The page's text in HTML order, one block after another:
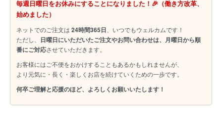
毎週日曜日をお休みにすることになりました！🎉（働き方改革、
始めました）
ネットでのご注文は 24時間365日、いつでもウェルカムです！
ただし、
日曜日にいただいたご注文やお問い合わせは、月曜日から順
番にご対応させていただきます。
お客様にはご不便をおかけすることもあるかもしれませんが、
より元気に・長く・楽しくお店を続けていくための一歩です。
何卒ご理解と応援のほど、よろしくお願いいたします！